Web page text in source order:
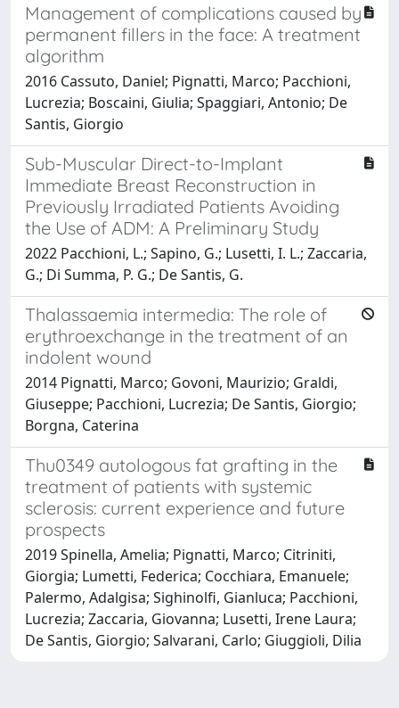
Management of complications caused by
permanent fillers in the face: A treatment
algorithm
2016 Cassuto, Daniel; Pignatti, Marco; Pacchioni,
Lucrezia; Boscaini, Giulia; Spaggiari, Antonio; De
Santis, Giorgio
Sub-Muscular Direct-to-Implant
Immediate Breast Reconstruction in
Previously Irradiated Patients Avoiding
the Use of ADM: A Preliminary Study
2022 Pacchioni, L.; Sapino, G.; Lusetti, I. L.; Zaccaria,
G.; Di Summa, P. G.; De Santis, G.
Thalassaemia intermedia: The role of
erythroexchange in the treatment of an
indolent wound
2014 Pignatti, Marco; Govoni, Maurizio; Graldi,
Giuseppe; Pacchioni, Lucrezia; De Santis, Giorgio;
Borgna, Caterina
Thu0349 autologous fat grafting in the
treatment of patients with systemic
sclerosis: current experience and future
prospects
2019 Spinella, Amelia; Pignatti, Marco; Citriniti,
Giorgia; Lumetti, Federica; Cocchiara, Emanuele;
Palermo, Adalgisa; Sighinolfi, Gianluca; Pacchioni,
Lucrezia; Zaccaria, Giovanna; Lusetti, Irene Laura;
De Santis, Giorgio; Salvarani, Carlo; Giuggioli, Dilia